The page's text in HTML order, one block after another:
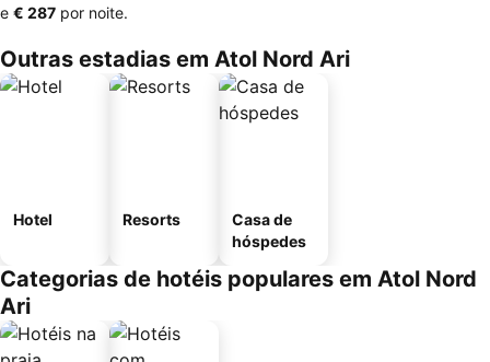
e ‎€ 287 por noite.
Outras estadias em Atol Nord Ari
Hotel Resorts
Casa de
hóspedes
Categorias de hotéis populares em Atol Nord
Ari